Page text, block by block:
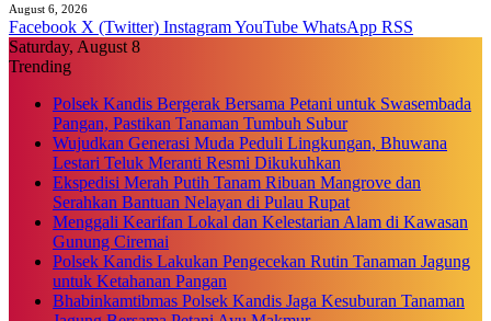
August 6, 2026
Facebook X (Twitter) InstagramYouTube WhatsApp RSS
Saturday, August 8
Trending
Polsek Kandis Bergerak Bersama Petani untuk Swasembada
Pangan, Pastikan Tanaman Tumbuh Subur
Wujudkan Generasi Muda Peduli Lingkungan, Bhuwana
Lestari Teluk Meranti Resmi Dikukuhkan
Ekspedisi Merah Putih Tanam Ribuan Mangrove dan
Serahkan Bantuan Nelayan di Pulau Rupat
Menggali Kearifan Lokal dan Kelestarian Alam di Kawasan
Gunung Ciremai
Polsek Kandis Lakukan Pengecekan Rutin Tanaman Jagung
untuk Ketahanan Pangan
Bhabinkamtibmas Polsek Kandis Jaga Kesuburan Tanaman